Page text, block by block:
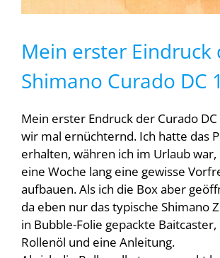
Mein erster Eindruck
Shimano Curado DC
Mein erster Endruck der Curado DC
wir mal ernüchternd. Ich hatte das
erhalten, währen ich im Urlaub
eine Woche lang eine gewisse
aufbauen. Als ich die Box aber
da eben nur das typische Shimano
in Bubble-Folie gepackte
Rollenöl und eine Anleitung.